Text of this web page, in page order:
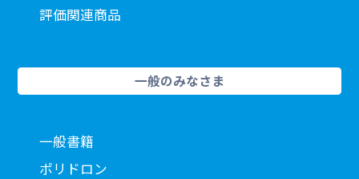
評価関連商品
一般のみなさま
一般書籍
ポリドロン